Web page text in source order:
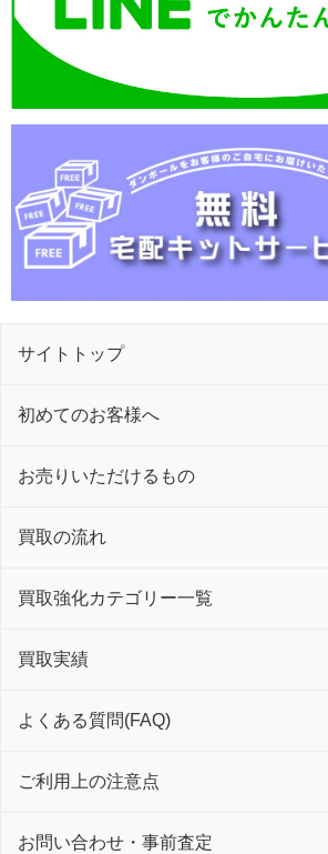
サイトトップ
初めてのお客様へ
お売りいただけるもの
買取の流れ
買取強化カテゴリー一覧
買取実績
よくある質問(FAQ)
ご利用上の注意点
お問い合わせ・事前査定